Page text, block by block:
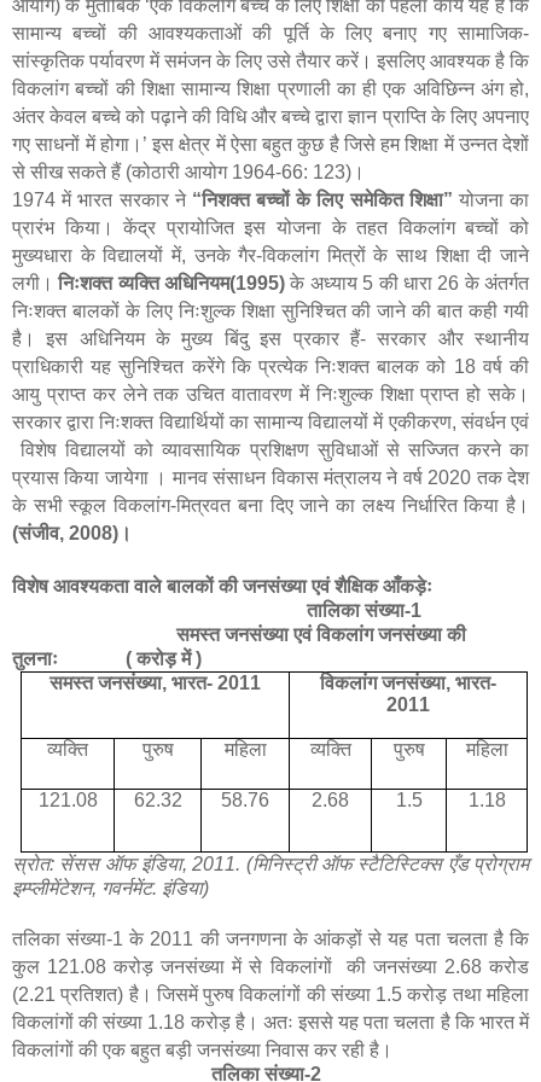
आयोग) के मुताबिक ‘एक विकलांग बच्चे के लिए शिक्षा का पहला कार्य यह है कि
सामान्य बच्चों की आवश्यकताओं की पूर्ति के लिए बनाए गए सामाजिक-
सांस्कृतिक पर्यावरण में समंजन के लिए उसे तैयार करें। इसलिए आवश्यक है कि
विकलांग बच्चों की शिक्षा सामान्य शिक्षा प्रणाली का ही एक अविछिन्न अंग हो,
अंतर केवल बच्चे को पढ़ाने की विधि और बच्चे द्वारा ज्ञान प्राप्ति के लिए अपनाए
गए साधनों में होगा। ’ इस क्षेत्र में ऐसा बहुत कुछ है जिसे हम शिक्षा में उन्नत देशों
से सीख सकते हैं (कोठारी आयोग 1964-66: 123) ।
1974 में भारत सरकार ने “निशक्त बच्चों के लिए समेकित शिक्षा” योजना का
प्रारंभ किया। केंद्र प्रायोजित इस योजना के तहत विकलांग बच्चों को
मुख्यधारा के विद्यालयों में, उनके गैर-विकलांग मित्रों के साथ शिक्षा दी जाने
लगी।निःशक्त व्यक्ति अधिनियम(1995) के अध्याय 5 की धारा 26 के अंतर्गत
निःशक्त बालकों के लिए निःशुल्क शिक्षा सुनिश्चित की जाने की बात कही गयी
है। इस अधिनियम के मुख्य बिंदु इस प्रकार हैं- सरकार और स्थानीय
प्राधिकारी यह सुनिश्चित करेंगे कि प्रत्येक निःशक्त बालक को 18 वर्ष की
आयु प्राप्त कर लेने तक उचित वातावरण में निःशुल्क शिक्षा प्राप्त हो सके।
सरकार द्वारा निःशक्त विद्यार्थियों का सामान्य विद्यालयों में एकीकरण, संवर्धन एवं
विशेष विद्यालयों को व्यावसायिक प्रशिक्षण सुविधाओं से सज्जित करने का
प्रयास किया जायेगा । मानव संसाधन विकास मंत्रालय ने वर्ष 2020 तक देश
के सभी स्कूल विकलांग-मित्रवत बना दिए जाने का लक्ष्य निर्धारित किया है।
(संजीव, 2008)।
विशेष आवश्यकता वाले बालकों की जनसंख्या एवं शैक्षिक आँकड़ेः
तालिका संख्या-1
समस्त जनसंख्या एवं विकलांग जनसंख्या की
तुलनाः ( करोड़ में )
समस्त जनसंख्या, भारत- 2011
विकलांग जनसंख्या, भारत-
2011
व्यक्ति पुरुष महिला व्यक्ति पुरुष महिला
121.08 62.32 58.76 2.68 1.5 1.18
स्रोत: सेंसस ऑफ इंडिया, 2011. (मिनिस्ट्री ऑफ स्टैटिस्टिक्स एँड प्रोग्राम
इम्प्लीमेंटेशन, गवर्नमेंट. इंडिया)
तलिका संख्या-1 के 2011 की जनगणना के आंकड़ों से यह पता चलता है कि
कुल 121.08 करोड़ जनसंख्या में से विकलांगों की जनसंख्या 2.68 करोड
(2.21 प्रतिशत) है। जिसमें पुरुष विकलांगों की संख्या 1.5 करोड़ तथा महिला
विकलांगों की संख्या 1.18 करोड़ है। अतः इससे यह पता चलता है कि भारत में
विकलांगों की एक बहुत बड़ी जनसंख्या निवास कर रही है।
तलिका संख्या-2